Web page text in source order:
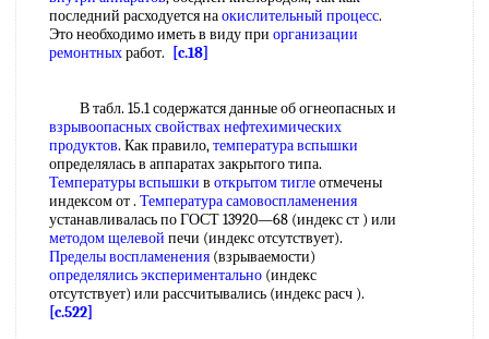
последний расходуется наокислительный процесс.
Это необходимо иметь в виду при организации
ремонтныхработ. [c.18]
В табл. 15.1 содержатся данные об огнеопасных и
взрывоопасных свойствахнефтехимических
продуктов. Как правило,температура вспышки
определялась в аппаратах закрытого типа.
Температуры вспышки в открытом тиглеотмечены
индексом от . Температура самовоспламенения
устанавливалась по ГОСТ 13920—68 (индекс ст ) или
методом щелевой печи (индекс отсутствует).
Пределы воспламенения (взрываемости)
определялись экспериментально (индекс
отсутствует) или рассчитывались (индекс расч ).
[c.522]